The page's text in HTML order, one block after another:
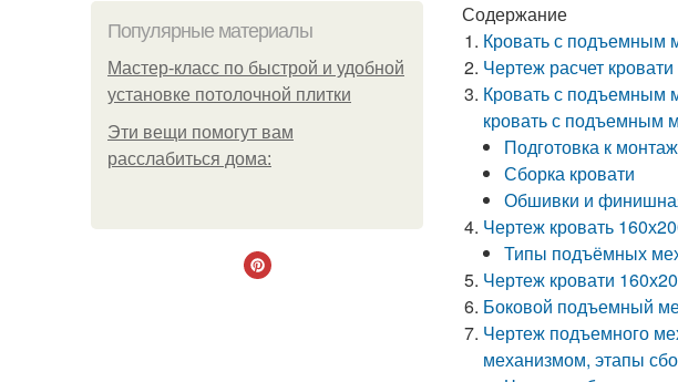
Популярные материалы
Мастер-класс по быстрой и удобной
установке потолочной плитки
Эти вещи помогут вам
расслабиться дома:
Содержание
Кровать с подъемным
Чертеж расчет
Кровать с подъемным
кровать с подъемным
Подготовка к
Сборка кровати
Обшивки и
Чертеж кровать
Типы подъёмных
Чертеж кровати
Боковой подъемный
Чертеж подъемного
механизмом, этапы